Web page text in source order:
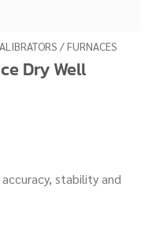
/ FURNACES
Dry Well
stability and